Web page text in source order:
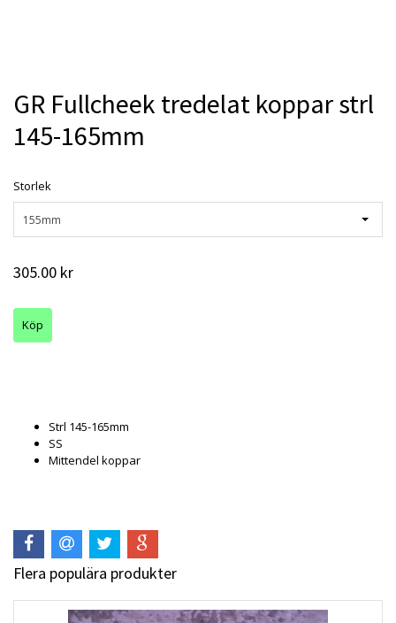
GR Fullcheek tredelat koppar strl
145-165mm
Storlek
155mm
305.00 kr
Strl 145-165mm
SS
Mittendel koppar
Flera populära produkter